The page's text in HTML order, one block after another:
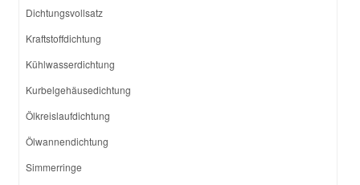
Dichtungsvollsatz
Kraftstoffdichtung
Kühlwasserdichtung
Kurbelgehäusedichtung
Ölkreislaufdichtung
Ölwannendichtung
Simmerringe